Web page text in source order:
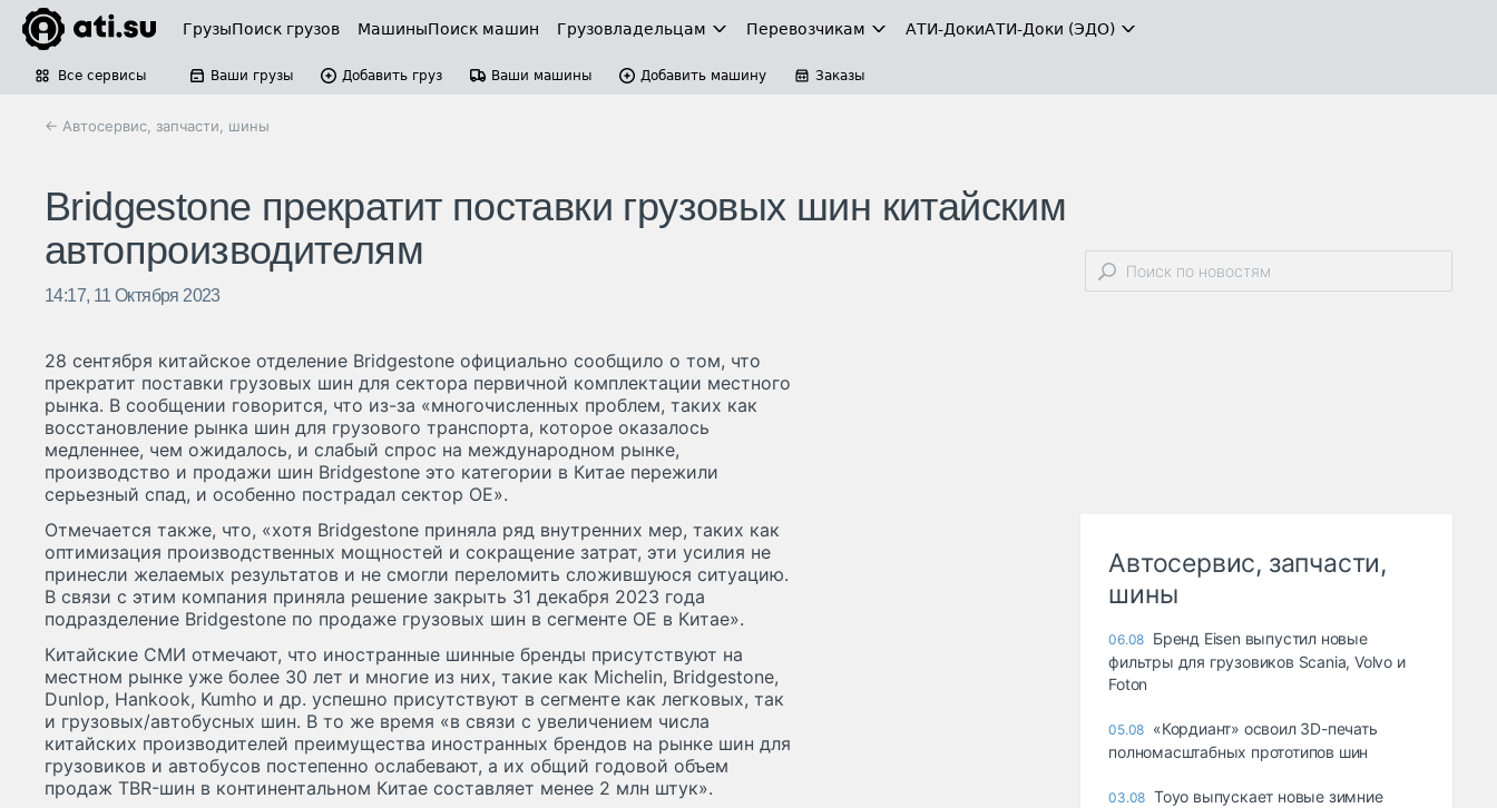
ГрузыПоиск грузов МашиныПоиск машин Грузовладельцам Перевозчикам АТИ-ДокиАТИ-Доки (ЭДО)
Все сервисы Ваши грузы Добавить груз Ваши машины Добавить машину Заказы
← Автосервис, запчасти, шины
Bridgestone прекратит поставки грузовых шин китайским
автопроизводителям
14:17, 11 Октября 2023
28 сентября китайское отделение Bridgestone официально сообщило о том, что
прекратит поставки грузовых шин для сектора первичной комплектации местного
рынка. В сообщении говорится, что из-за «многочисленных проблем, таких как
восстановление рынка шин для грузового транспорта, которое оказалось
медленнее, чем ожидалось, и слабый спрос на международном рынке,
производство и продажи шин Bridgestone это категории в Китае пережили
серьезный спад, и особенно пострадал сектор OE».
Отмечается также, что, «хотя Bridgestone приняла ряд внутренних мер, таких как
оптимизация производственных мощностей и сокращение затрат, эти усилия не
принесли желаемых результатов и не смогли переломить сложившуюся ситуацию.
В связи с этим компания приняла решение закрыть 31 декабря 2023 года
подразделение Bridgestone по продаже грузовых шин в сегменте OE в Китае».
Китайские СМИ отмечают, что иностранные шинные бренды присутствуют на
местном рынке уже более 30 лет и многие из них, такие как Michelin, Bridgestone,
Dunlop, Hankook, Kumho и др. успешно присутствуют в сегменте как легковых, так
и грузовых/автобусных шин. В то же время «в связи с увеличением числа
китайских производителей преимущества иностранных брендов на рынке шин для
грузовиков и автобусов постепенно ослабевают, а их общий годовой объем
продаж TBR-шин в континентальном Китае составляет менее 2 млн штук».
Автосервис, запчасти,
шины
06.08 Бренд Eisen выпустил новые
фильтры для грузовиков Scania, Volvo и
Foton
05.08 «Кордиант» освоил 3D-печать
полномасштабных прототипов шин
03.08 Toyo выпускает новые зимние